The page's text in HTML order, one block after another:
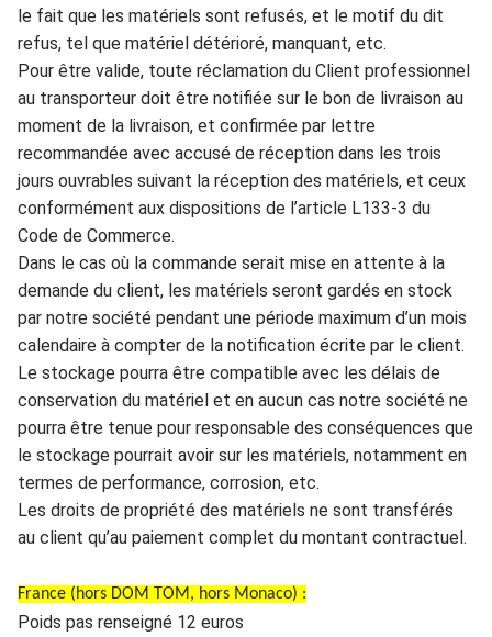
le fait que les matériels sont refusés, et le motif du dit
refus, tel que matériel détérioré, manquant, etc.
Pour être valide, toute réclamation du Client professionnel
au transporteur doit être notifiée sur le bon de livraison au
moment de la livraison, et confirmée par lettre
recommandée avec accusé de réception dans les trois
jours ouvrables suivant la réception des matériels, et ceux
conformément aux dispositions de l’article L133-3 du
Code de Commerce.
Dans le cas où la commande serait mise en attente à la
demande du client, les matériels seront gardés en stock
par notre société pendant une période maximum d’un mois
calendaire à compter de la notifcation écrite par le client.
Le stockage pourra être compatible avec les délais de
conservation du matériel et en aucun cas notre société ne
pourra être tenue pour responsable des conséquences que
le stockage pourrait avoir sur les matériels, notamment en
termes de performance, corrosion, etc.
Les droits de propriété des matériels ne sont transférés
au client qu’au paiement complet du montant contractuel.
France (hors DOM TOM, hors Monaco) :
Poids pas renseigné 12 euros